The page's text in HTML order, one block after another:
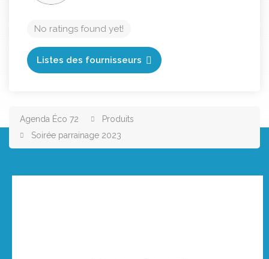
No ratings found yet!
Listes des fournisseurs
Agenda Éco 72
Produits
Soirée parrainage 2023